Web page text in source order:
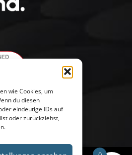
wie Cookies, um
du diesen
eindeutige IDs auf
oder zurückziehst,